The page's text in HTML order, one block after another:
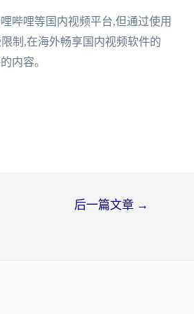
哔哩等国内视频平台,但通过使用
制,在海外畅享国内视频软件的
内容。
后一篇文章 →